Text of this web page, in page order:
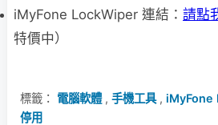
iMyFone LockWiper 連結： 請點
特價中）
標籤： 電腦軟體, 手機工具, iMyFone
停用